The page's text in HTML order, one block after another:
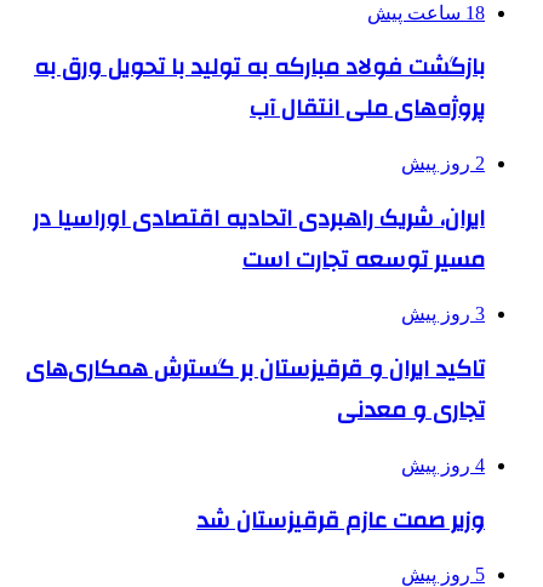
18 ساعت پیش
بازگشت فولاد مبارکه به تولید با تحویل ورق به
پروژه‌های ملی انتقال آب
2 روز پیش
ایران، شریک راهبردی اتحادیه اقتصادی اوراسیا در
مسیر توسعه تجارت است
3 روز پیش
تاکید ایران و قرقیزستان بر گسترش همکاری‌های
تجاری و معدنی
4 روز پیش
وزیر صمت عازم قرقیزستان شد
5 روز پیش